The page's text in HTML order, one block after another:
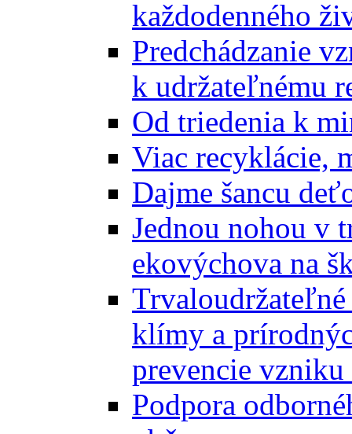
každodenného
Predchádzanie
k udržateľnému
Od triedenia k
Viac recyklácie,
Dajme šancu
Jednou nohou v
ekovýchova na
klímy a
prevencie vzniku
Podpora